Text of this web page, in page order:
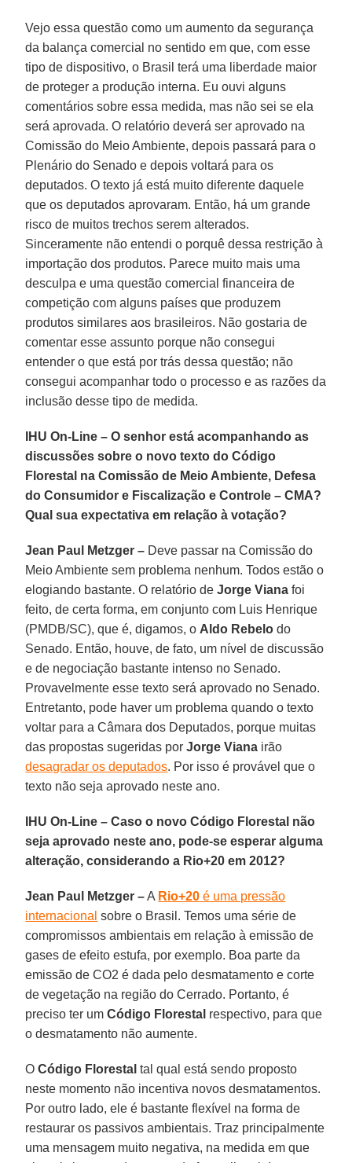
Vejo essa questão como um aumento da segurança
da balança comercial no sentido em que, com esse
tipo de dispositivo, o Brasil terá uma liberdade maior
de proteger a produção interna. Eu ouvi alguns
comentários sobre essa medida, mas não sei se ela
será aprovada. O relatório deverá ser aprovado na
Comissão do Meio Ambiente, depois passará para o
Plenário do Senado e depois voltará para os
deputados. O texto já está muito diferente daquele
que os deputados aprovaram. Então, há um grande
risco de muitos trechos serem alterados.
Sinceramente não entendi o porquê dessa restrição à
importação dos produtos. Parece muito mais uma
desculpa e uma questão comercial financeira de
competição com alguns países que produzem
produtos similares aos brasileiros. Não gostaria de
comentar esse assunto porque não consegui
entender o que está por trás dessa questão; não
consegui acompanhar todo o processo e as razões da
inclusão desse tipo de medida.
IHU On-Line – O senhor está acompanhando as
discussões sobre o novo texto do Código
Florestal na Comissão de Meio Ambiente, Defesa
do Consumidor e Fiscalização e Controle – CMA?
Qual sua expectativa em relação à votação?
Jean Paul Metzger – Deve passar na Comissão do
Meio Ambiente sem problema nenhum. Todos estão o
elogiando bastante. O relatório deJorge Viana foi
feito, de certa forma, em conjunto com Luis Henrique
(PMDB/SC), que é, digamos, o Aldo Rebelo do
Senado. Então, houve, de fato, um nível de discussão
e de negociação bastante intenso no Senado.
Provavelmente esse texto será aprovado no Senado.
Entretanto, pode haver um problema quando o texto
voltar para a Câmara dos Deputados, porque muitas
das propostas sugeridas porJorge Viana irão
desagradar os deputados. Por isso é provável que o
texto não seja aprovado neste ano.
IHU On-Line – Caso o novo Código Florestal não
seja aprovado neste ano, pode-se esperar alguma
alteração, considerando a Rio+20 em 2012?
Jean Paul Metzger –A Rio+20 é uma pressão
internacional sobre o Brasil. Temos uma série de
compromissos ambientais em relação à emissão de
gases de efeito estufa, por exemplo. Boa parte da
emissão de CO2 é dada pelo desmatamento e corte
de vegetação na região do Cerrado. Portanto, é
preciso ter umCódigo Florestal respectivo, para que
o desmatamento não aumente.
OCódigo Florestal tal qual está sendo proposto
neste momento não incentiva novos desmatamentos.
Por outro lado, ele é bastante flexível na forma de
restaurar os passivos ambientais. Traz principalmente
uma mensagem muito negativa, na medida em que